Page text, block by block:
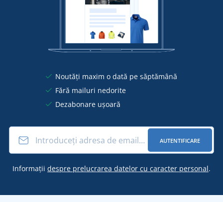
Noutăți maxim o dată pe săptămână
Fără mailuri nedorite
Dezabonare ușoară
AUTENTIFICARE
Informații despre prelucrarea datelor cu caracter personal.